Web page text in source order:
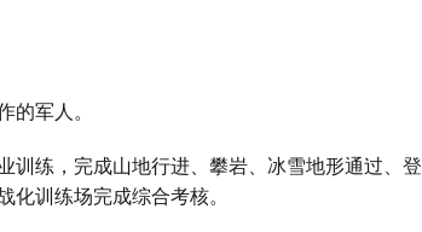
军人。
训练，完成山地行进、攀岩、冰雪地形通过、登
训练场完成综合考核。